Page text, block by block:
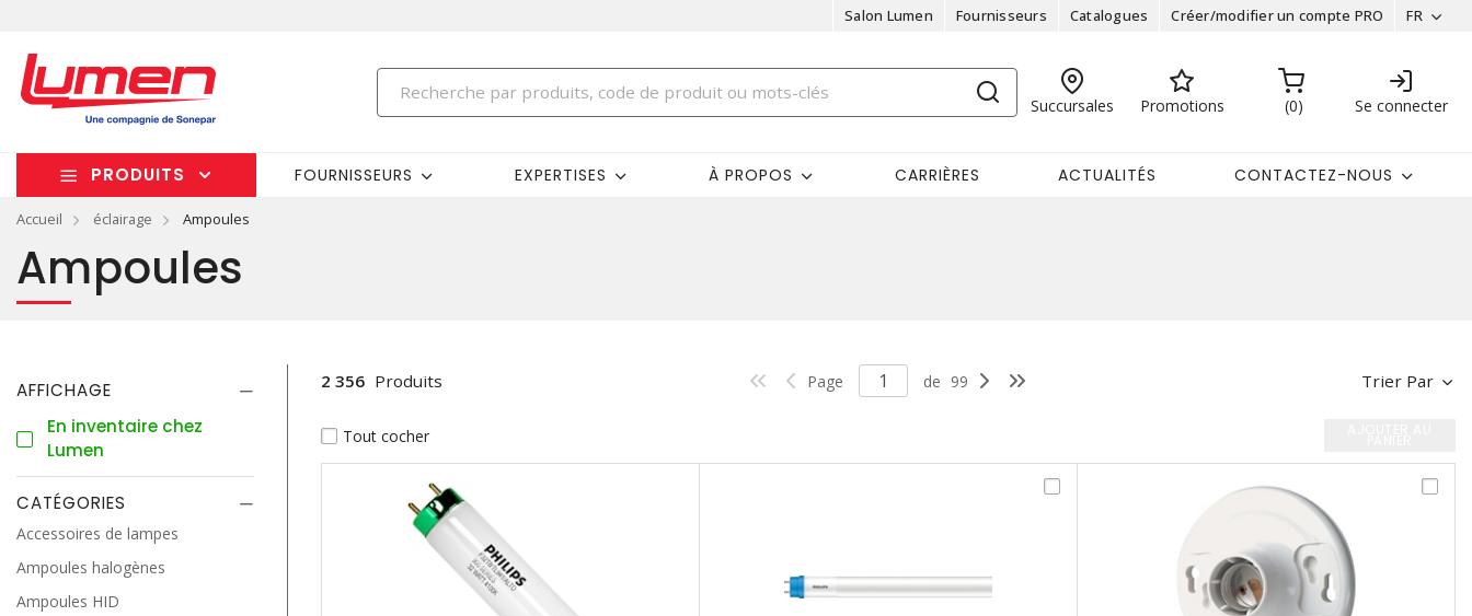
Salon Lumen Fournisseurs Catalogues Créer/modifier un compte PRO FR
Succursales Promotions 0 Se connecter
PRODUITS FOURNISSEURS EXPERTISES À PROPOS CARRIÈRES ACTUALITÉS CONTACTEZ-NOUS
Accueil éclairage Ampoules
Ampoules
AFFICHAGE
En inventaire chez
Lumen
CATÉGORIES
Accessoires de lampes
Ampoules halogènes
Ampoules HID
Trier Par
2 356 Produits Page de 99
Tout cocher